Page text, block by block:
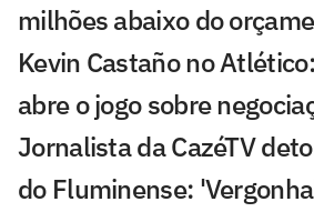
milhões abaixo do
Kevin Castaño no
abre o jogo sobre
Jornalista da CazéTV
do Fluminense: